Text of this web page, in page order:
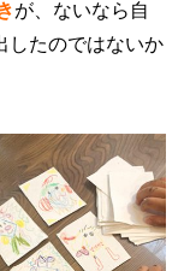
が、ないなら自
したのではないか